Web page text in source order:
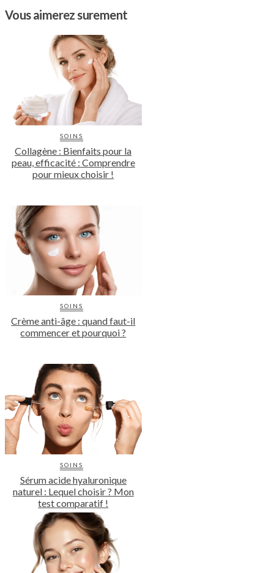
Vous aimerez surement
SOINS
Collagène : Bienfaits pour la
peau, efficacité : Comprendre
pour mieux choisir !
SOINS
Crème anti-âge : quand faut-il
commencer et pourquoi ?
SOINS
Sérum acide hyaluronique
naturel : Lequel choisir ? Mon
test comparatif !